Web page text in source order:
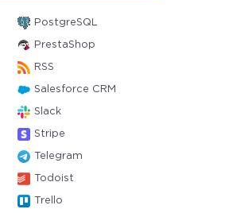
PostgreSQL
PrestaShop
RSS
Salesforce CRM
Slack
Stripe
Telegram
Todoist
Trello